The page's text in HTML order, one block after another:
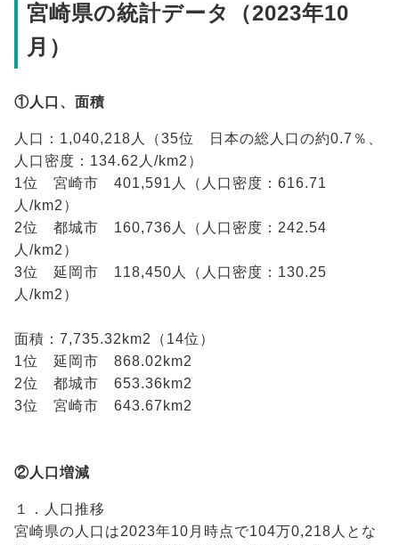
宮崎県の統計データ（2023年10
月）
①人口、面積
人口：1,040,218人（35位 日本の総人口の約0.7％、
人口密度：134.62人/km2）
1位 宮崎市 401,591人（人口密度：616.71
人/km2）
2位 都城市 160,736人（人口密度：242.54
人/km2）
3位 延岡市 118,450人（人口密度：130.25
人/km2）
面積：7,735.32km2（14位）
1位 延岡市 868.02km2
2位 都城市 653.36km2
3位 宮崎市 643.67km2
②人口増減
１．人口推移
宮崎県の人口は2023年10月時点で104万0,218人とな